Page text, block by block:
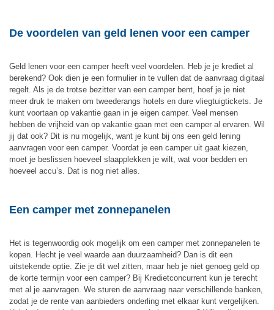
De voordelen van geld lenen voor een camper
Geld lenen voor een camper heeft veel voordelen. Heb je je krediet al
berekend? Ook dien je een formulier in te vullen dat de aanvraag digitaal
regelt. Als je de trotse bezitter van een camper bent, hoef je je niet
meer druk te maken om tweederangs hotels en dure vliegtuigtickets. Je
kunt voortaan op vakantie gaan in je eigen camper. Veel mensen
hebben de vrijheid van op vakantie gaan met een camper al ervaren. Wil
jij dat ook? Dit is nu mogelijk, want je kunt bij ons een geld lening
aanvragen voor een camper. Voordat je een camper uit gaat kiezen,
moet je beslissen hoeveel slaapplekken je wilt, wat voor bedden en
hoeveel accu’s. Dat is nog niet alles.
Een camper met zonnepanelen
Het is tegenwoordig ook mogelijk om een camper met zonnepanelen te
kopen. Hecht je veel waarde aan duurzaamheid? Dan is dit een
uitstekende optie. Zie je dit wel zitten, maar heb je niet genoeg geld op
de korte termijn voor een camper? Bij Kredietconcurrent kun je terecht
met al je aanvragen. We sturen de aanvraag naar verschillende banken,
zodat je de rente van aanbieders onderling met elkaar kunt vergelijken.